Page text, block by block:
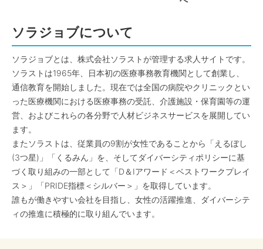
ソラジョブについて
ソラジョブとは、株式会社ソラストが管理する求人サイトです。
ソラストは1965年、日本初の医療事務教育機関として創業し、
通信教育を開始しました。現在では全国の病院やクリニックとい
った医療機関における医療事務の受託、介護施設・保育園等の運
営、およびこれらの各分野で人材ビジネスサービスを展開してい
ます。
またソラストは、従業員の9割が女性であることから「えるぼし
(3つ星)」「くるみん」を、そしてダイバーシティポリシーに基
づく取り組みの一部として「D＆Iアワード＜ベストワークプレイ
ス＞」「PRIDE指標＜シルバー＞」を取得しています。
誰もが働きやすい会社を目指し、女性の活躍推進、ダイバーシテ
ィの推進に積極的に取り組んでいます。